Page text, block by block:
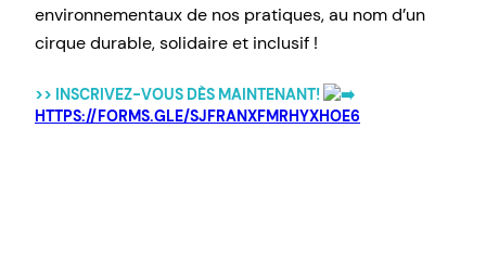
environnementaux de nos pratiques, au nom d’un
cirque durable, solidaire et inclusif !
>> INSCRIVEZ-VOUS DÈS MAINTENANT!
HTTPS://FORMS.GLE/SJFRANXFMRHYXHOE6